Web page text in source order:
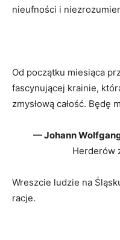
nieufności i
Od początku miesiąca
fascynującej krainie,
zmysłową całość. Będę
— Johann
Herderów
Wreszcie ludzie na
racje.